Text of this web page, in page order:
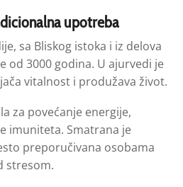
upotreba
sa Bliskog istoka i iz delova
od 3000 godina. U ajurvedi je
vitalnost i produžava život.
za povećanje energije,
imuniteta. Smatrana je
preporučivana osobama
stresom.